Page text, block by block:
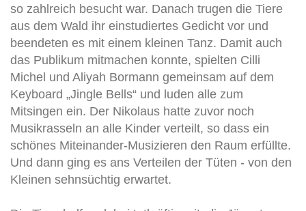
so zahlreich besucht war. Danach trugen die Tiere
aus dem Wald ihr einstudiertes Gedicht vor und
beendeten es mit einem kleinen Tanz. Damit auch
das Publikum mitmachen konnte, spielten Cilli
Michel und Aliyah Bormann gemeinsam auf dem
Keyboard „Jingle Bells“ und luden alle zum
Mitsingen ein. Der Nikolaus hatte zuvor noch
Musikrasseln an alle Kinder verteilt, so dass ein
schönes Miteinander-Musizieren den Raum erfüllte.
Und dann ging es ans Verteilen der Tüten - von den
Kleinen sehnsüchtig erwartet.